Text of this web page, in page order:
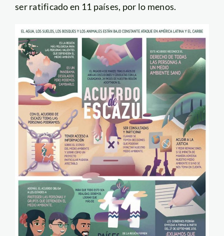
ser ratificado en 11 países, por lo menos.